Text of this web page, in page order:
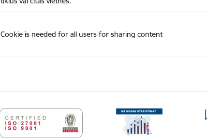
Cookie is needed for all users for sharing content